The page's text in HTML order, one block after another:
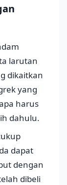
larutan
dikaitkan
yang
harus
dahulu.
dapat
dengan
dibeli